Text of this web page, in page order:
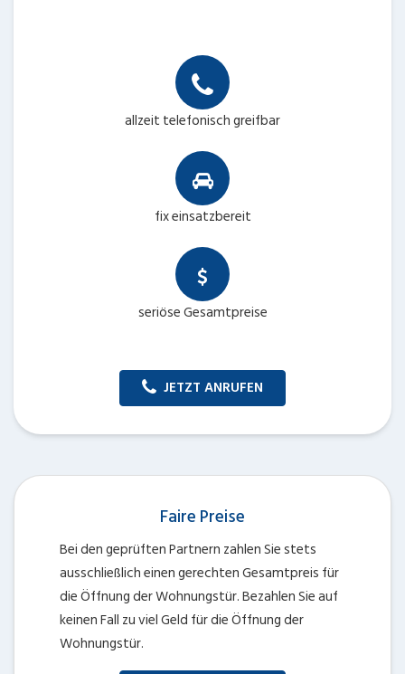
allzeit telefonisch greifbar
fix einsatzbereit
seriöse Gesamtpreise
JETZT ANRUFEN
Faire Preise
Bei den geprüften Partnern zahlen Sie stets
ausschließlich einen gerechten Gesamtpreis für
die Öffnung der Wohnungstür. Bezahlen Sie auf
keinen Fall zu viel Geld für die Öffnung der
Wohnungstür.